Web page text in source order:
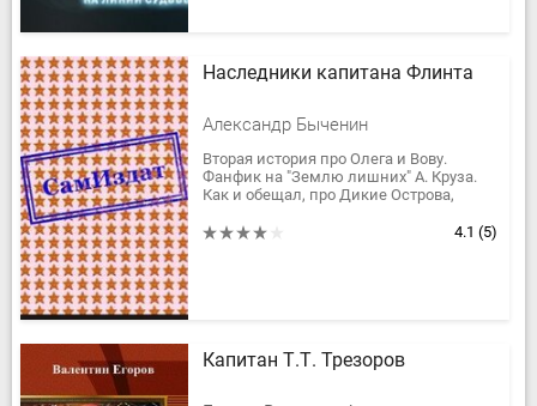
Наследники капитана Флинта
Александр Быченин
Вторая история про Олега и Вову.
Фанфик на "Землю лишних" А. Круза.
Как и обещал, про Дикие Острова,
но жести больше. Доступна...
4.1 (5)
Капитан Т.Т. Трезоров